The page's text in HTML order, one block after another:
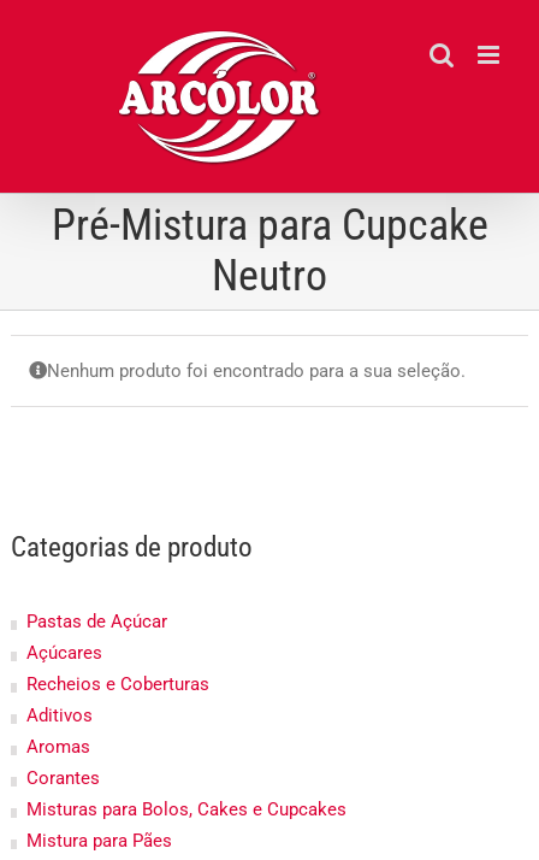
Pré-Mistura para Cupcake
Neutro
Nenhum produto foi encontrado para a sua seleção.
Categorias de produto
Pastas de Açúcar
Açúcares
Recheios e Coberturas
Aditivos
Aromas
Corantes
Misturas para Bolos, Cakes e Cupcakes
Mistura para Pães